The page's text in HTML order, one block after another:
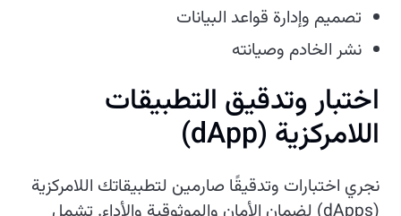
تصميم وإدارة قواعد البيانات
نشر الخادم وصيانته
اختبار وتدقيق التطبيقات
اللامركزية (dApp)
نجري اختبارات وتدقيقًا صارمين لتطبيقاتك اللامركزية